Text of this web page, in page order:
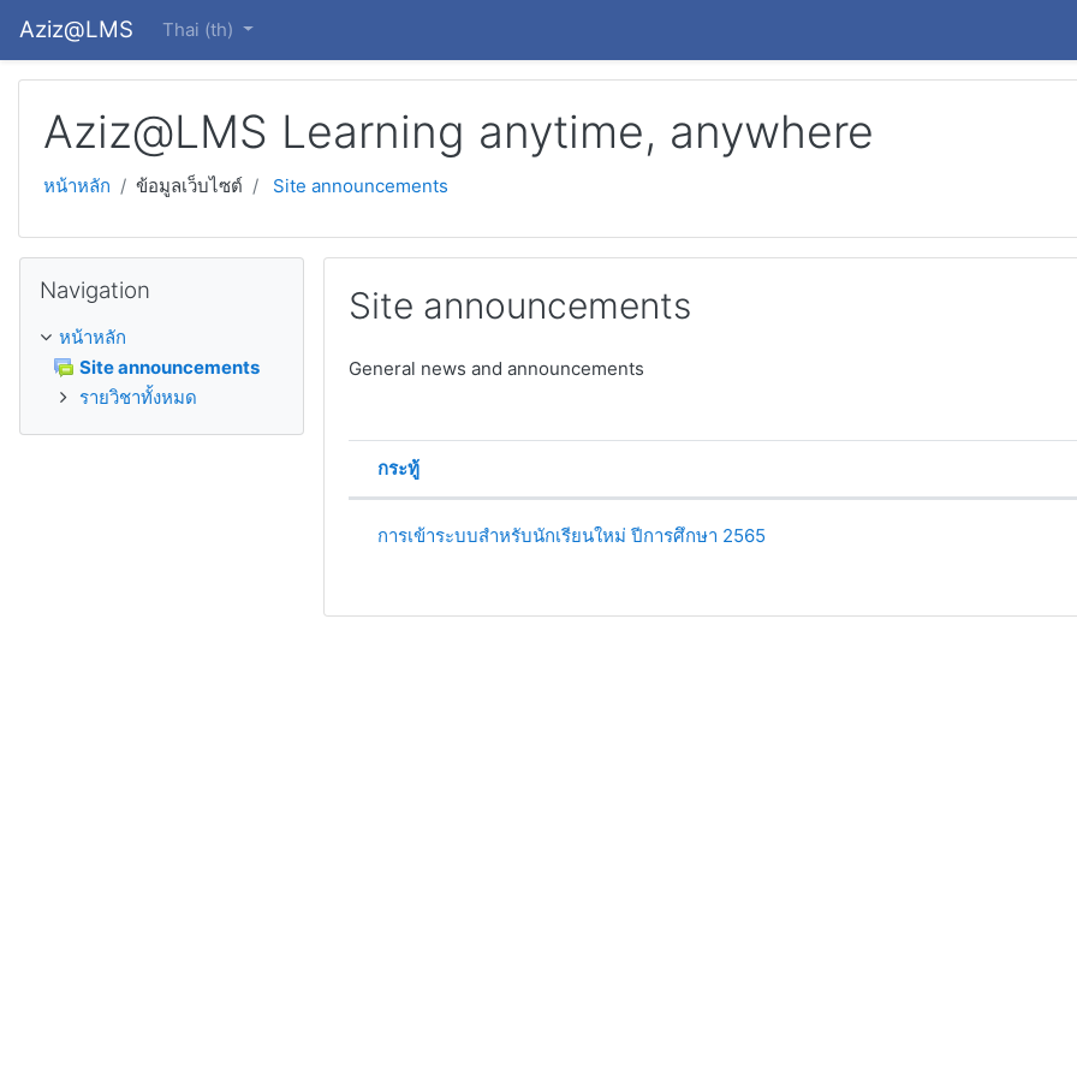
Aziz@LMS Thai ‎(th)‎
Aziz@LMS Learning anytime, anywhere
หน้าหลัก ข้อมูลเว็บไซต์ Site announcements
Site announcements
General news and announcements
List of discussions. Showing 1 of 1 discussions
สถานะ
กระทู้
การเข้าระบบสำหรับนักเรียนใหม่ ปีการศึกษา 2565
Navigation
หน้าหลัก
Site announcements
รายวิชาทั้งหมด